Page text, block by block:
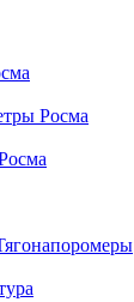
Росма